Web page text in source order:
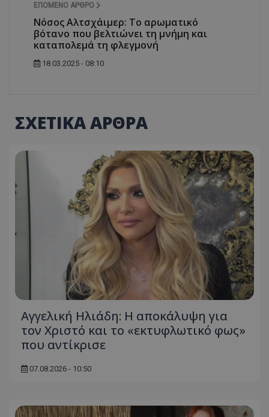
ΕΠΌΜΕΝΟ ΆΡΘΡΟ
Νόσος Αλτσχάιμερ: Το αρωματικό
βότανο που βελτιώνει τη μνήμη και
καταπολεμά τη φλεγμονή
18.03.2025 - 08:10
ΣΧΕΤΙΚΑ ΑΡΘΡΑ
Αγγελική Ηλιάδη: Η αποκάλυψη για
τον Χριστό και το «εκτυφλωτικό φως»
που αντίκρισε
07.08.2026 - 10:50